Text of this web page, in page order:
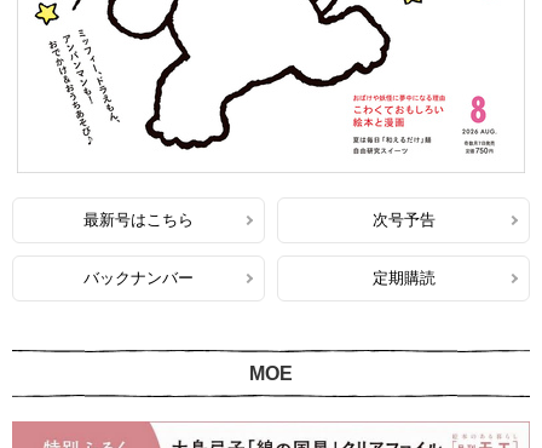
最新号はこちら 次号予告
バックナンバー 定期購読
MOE